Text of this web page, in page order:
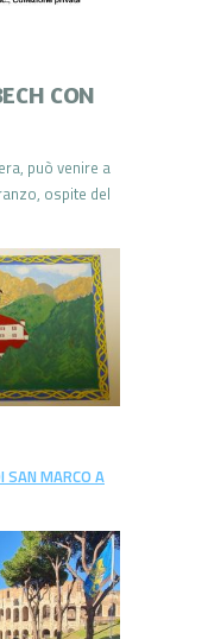
CON
può venire a
ospite del
SAN MARCO A